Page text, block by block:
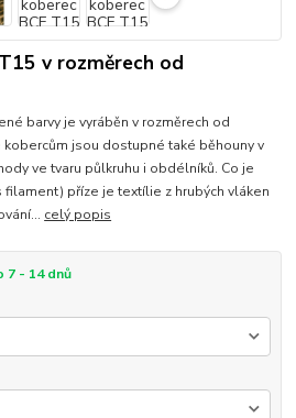
v rozměrech od
barvy je vyráběn v rozměrech od
kobercům jsou dostupné také běhouny v
ve tvaru půlkruhu i obdélníků. Co je
filament) příze je textílie z hrubých vláken
celý popis
7 - 14 dnů